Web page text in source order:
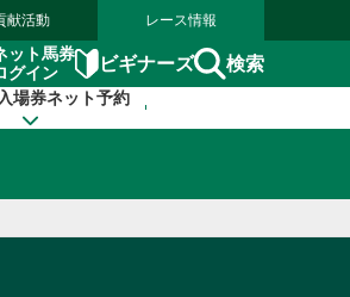
献活動 レース情報
ット馬券
グイン
ビギナーズ 検索
場券ネット予約